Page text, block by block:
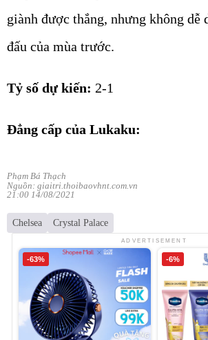
giành được thắng, nhưng không dễ
đấu của mùa trước.
Tỷ số dự kiến: 2-1
Đẳng cấp của Lukaku:
Phạm Bá Thạch
Nguồn: giaitri.thoibaovhnt.com.vn
21:00 14/08/2021
Chelsea Crystal Palace
ADVERTISEMENT
-63% -6%